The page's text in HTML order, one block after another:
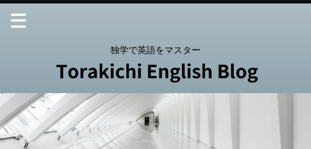
独学で英語をマスター